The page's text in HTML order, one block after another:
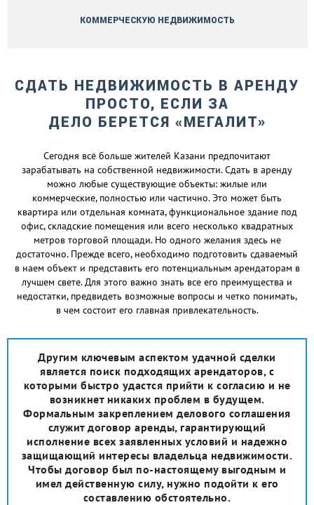
КОММЕРЧЕСКУЮ НЕДВИЖИМОСТЬ
СДАТЬ НЕДВИЖИМОСТЬ В АРЕНДУ
ПРОСТО, ЕСЛИ ЗА
ДЕЛО БЕРЕТСЯ «МЕГАЛИТ»
Сегодня всё больше жителей Казани предпочитают
зарабатывать на собственной недвижимости. Сдать в аренду
можно любые существующие объекты: жилые или
коммерческие, полностью или частично. Это может быть
квартира или отдельная комната, функциональное здание под
офис, складские помещения или всего несколько квадратных
метров торговой площади. Но одного желания здесь не
достаточно. Прежде всего, необходимо подготовить сдаваемый
в наем объект и представить его потенциальным арендаторам в
лучшем свете. Для этого важно знать все его преимущества и
недостатки, предвидеть возможные вопросы и четко понимать,
в чем состоит его главная привлекательность.
Другим ключевым аспектом удачной сделки
является поиск подходящих арендаторов, с
которыми быстро удастся прийти к согласию и не
возникнет никаких проблем в будущем.
Формальным закреплением делового соглашения
служит договор аренды, гарантирующий
исполнение всех заявленных условий и надежно
защищающий интересы владельца недвижимости.
Чтобы договор был по-настоящему выгодным и
имел действенную силу, нужно подойти к его
составлению обстоятельно.